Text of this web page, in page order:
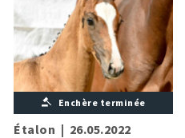
Enchère terminée
Étalon | 26.05.2022